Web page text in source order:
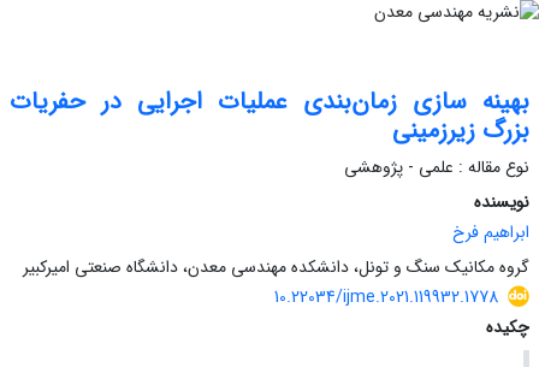
بهینه سازی زمان‌بندی عملیات اجرایی در حفریات
بزرگ زیرزمینی
نوع مقاله : علمی - پژوهشی
نویسنده
ابراهیم فرخ
گروه مکانیک سنگ و تونل، دانشکده مهندسی معدن، دانشگاه صنعتی امیرکبیر
10.22034/ijme.2021.119932.1778
چکیده